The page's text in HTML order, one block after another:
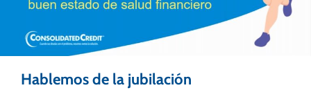
Hablemos de la jubilación